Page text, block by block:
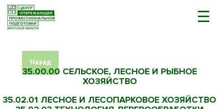
Назад
35.00.00 СЕЛЬСКОЕ, ЛЕСНОЕ И РЫБНОЕ
ХОЗЯЙСТВО
35.02.01 ЛЕСНОЕ И ЛЕСОПАРКОВОЕ ХОЗЯЙСТВО